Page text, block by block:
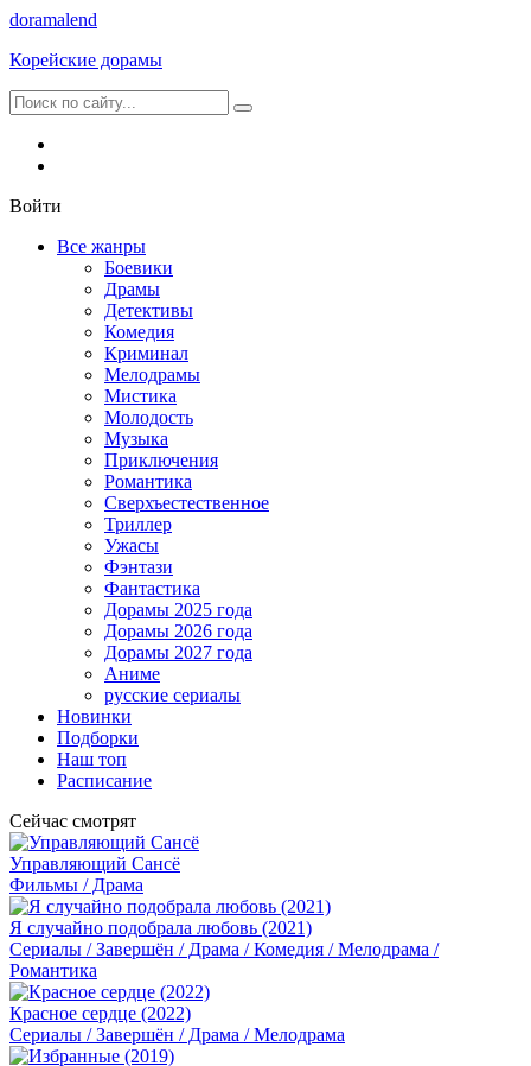
doramalend
Корейские дорамы
Войти
Все жанры
Боевики
Драмы
Детективы
Комедия
Криминал
Мелодрамы
Мистика
Молодость
Музыка
Приключения
Романтика
Сверхъестественное
Триллер
Ужасы
Фэнтази
Фантастика
Дорамы 2025 года
Дорамы 2026 года
Дорамы 2027 года
Аниме
русские сериалы
Новинки
Подборки
Наш топ
Расписание
Сейчас смотрят
Управляющий Сансё
Фильмы / Драма
Я случайно подобрала любовь (2021)
Сериалы / Завершён / Драма / Комедия / Мелодрама /
Романтика
Красное сердце (2022)
Сериалы / Завершён / Драма / Мелодрама